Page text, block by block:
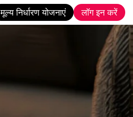
मूल्य निर्धारण योजनाएं लॉग इन करें